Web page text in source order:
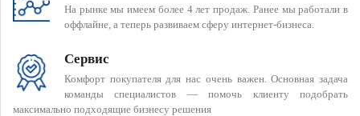
На рынке мы имеем более 4 лет продаж. Ранее мы работали в
оффлайне, а теперь развиваем сферу интернет-бизнеса.
Сервис
Комфорт покупателя для нас очень важен. Основная задача
команды специалистов — помочь клиенту подобрать
максимально подходящие бизнесу решения